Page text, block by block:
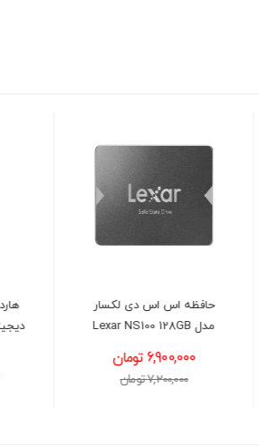
هارد دیسک اینترنال وسترن
دیجیتال آبی ظرفیت 1 ترابایت
(شرکتی)
14,200,000 تومان